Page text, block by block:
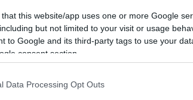
that this website/app uses one or more Google
but not limited to your visit or usage
to Google and its third-party tags to use your
consent section.
Data Processing Opt Outs